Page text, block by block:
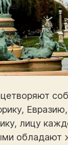
лицу
обладают